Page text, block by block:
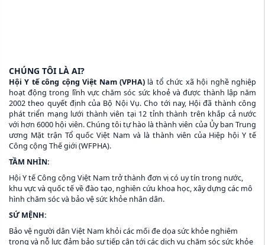
CHÚNG TÔI LÀ AI?
Hội Y tế công cộng Việt Nam (VPHA) là tổ chức xã hội nghề nghiệp
hoạt động trong lĩnh vực chăm sóc sức khoẻ và được thành lập năm
2002 theo quyết định của Bộ Nội Vụ. Cho tới nay, Hội đã thành công
phát triển mạng lưới thành viên tại 12 tỉnh thành trên khắp cả nước
với hơn 6000 hội viên. Chúng tôi tự hào là thành viên của Ủy ban Trung
ương Mặt trận Tổ quốc Việt Nam và là thành viên của Hiệp hội Y tế
Công cộng Thế giới (WFPHA).
TẦM NHÌN:
Hội Y tế Công cộng Việt Nam trở thành đơn vị có uy tín trong nước,
khu vực và quốc tế về đào tạo, nghiên cứu khoa học, xây dựng các mô
hình chăm sóc và bảo vệ sức khỏe nhân dân.
SỨ MỆNH:
Bảo vệ người dân Việt Nam khỏi các mối đe dọa sức khỏe nghiêm
trọng và nỗ lực đảm bảo sự tiếp cận tới các dịch vụ chăm sóc sức khỏe